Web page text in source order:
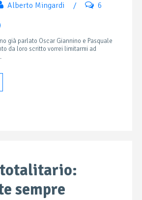
Alberto Mingardi / 6
già parlato Oscar Giannino e Pasquale
da loro scritto vorrei limitarmi ad
totalitario:
sempre